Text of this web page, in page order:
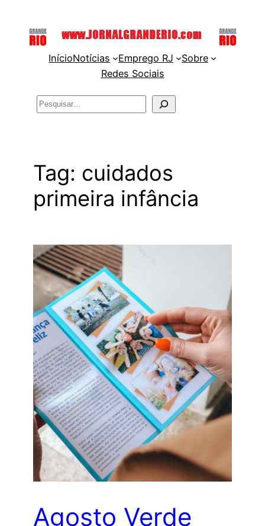
InícioNotícias Emprego RJ
Sobre
Redes Sociais
Pesquisar
Tag: cuidados
primeira infância
Agosto Verde